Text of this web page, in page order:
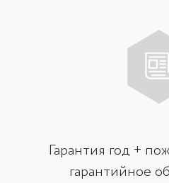
Гарантия год +
гарантийное